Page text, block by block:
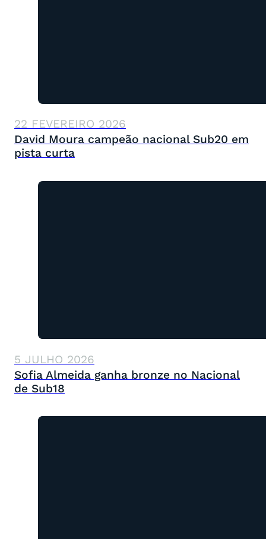
22 FEVEREIRO 2026
David Moura campeão nacional Sub20 em
pista curta
5 JULHO 2026
Sofia Almeida ganha bronze no Nacional
de Sub18